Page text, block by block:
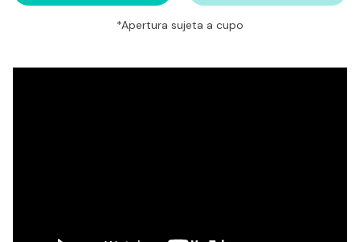
*Apertura sujeta a cupo